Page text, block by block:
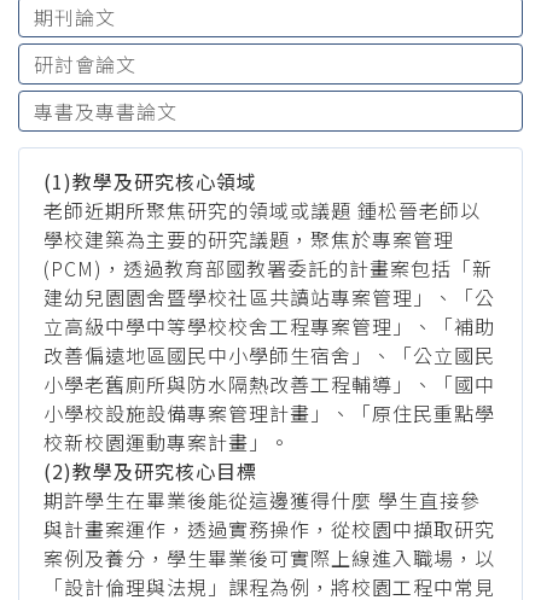
期刊論文
研討會論文
專書及專書論文
(1)教學及研究核心領域
老師近期所聚焦研究的領域或議題 鍾松晉老師以
學校建築為主要的研究議題，聚焦於專案管理
(PCM)，透過教育部國教署委託的計畫案包括「新
建幼兒園園舍暨學校社區共讀站專案管理」、「公
立高級中學中等學校校舍工程專案管理」、「補助
改善偏遠地區國民中小學師生宿舍」、「公立國民
小學老舊廁所與防水隔熱改善工程輔導」、「國中
小學校設施設備專案管理計畫」、「原住民重點學
校新校園運動專案計畫」。
(2)教學及研究核心目標
期許學生在畢業後能從這邊獲得什麼 學生直接參
與計畫案運作，透過實務操作，從校園中擷取研究
案例及養分，學生畢業後可實際上線進入職場，以
「設計倫理與法規」課程為例，將校園工程中常見